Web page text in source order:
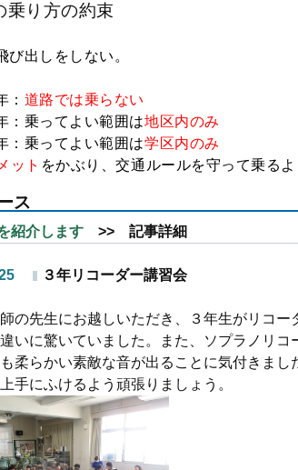
り方の約束
び出しをしない。
： 道路では乗らない
乗ってよい範囲は地区内のみ
乗ってよい範囲は学区内のみ
ット をかぶり、交通ルールを守って乗るよ
ス
紹介します >> 記事詳細
３年リコーダー講習会
の先生にお越しいただき、３年生がリコ
いに驚いていました。また、ソプラノリ
柔らかい素敵な音が出ることに気付きま
手にふけるよう頑張りましょう。